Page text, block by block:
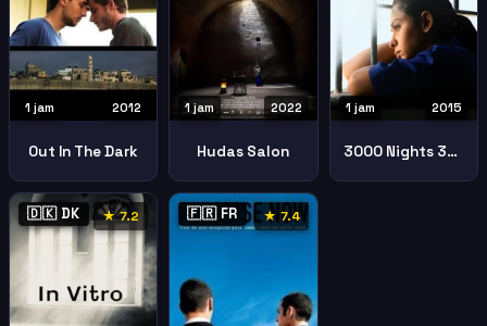
2012
1 jam
Out In The Dark
2022
1 jam
Hudas Salon
2015
1 jam
3000 Nights 3000 Layla
🇩🇰 DK ★ 7.2 🇫🇷 FR ★ 7.4